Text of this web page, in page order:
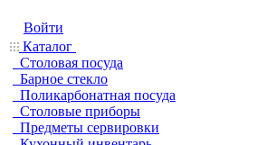
Войти
Каталог
Столовая посуда
Барное стекло
Поликарбонатная посуда
Столовые приборы
Предметы сервировки